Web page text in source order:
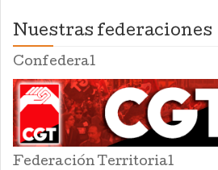
Nuestras federaciones
Confederal
Federación Territorial